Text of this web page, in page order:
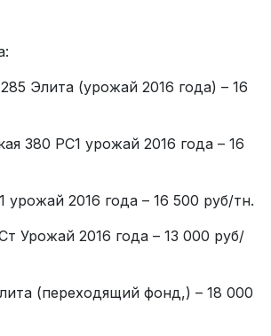
Элита (урожай 2016 года) – 16
380 РС1 урожай 2016 года – 16
урожай 2016 года – 16 500 руб/тн.
Урожай 2016 года – 13 000 руб/
(переходящий фонд,) – 18 000